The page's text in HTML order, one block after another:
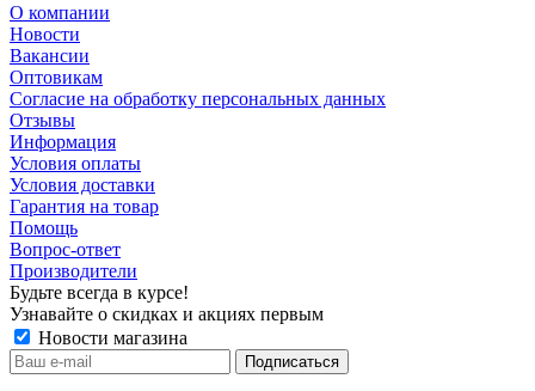
О компании
Новости
Вакансии
Оптовикам
Cогласие на обработку персональных данных
Отзывы
Информация
Условия оплаты
Условия доставки
Гарантия на товар
Помощь
Вопрос-ответ
Производители
Будьте всегда в курсе!
Узнавайте о скидках и акциях первым
Новости магазина